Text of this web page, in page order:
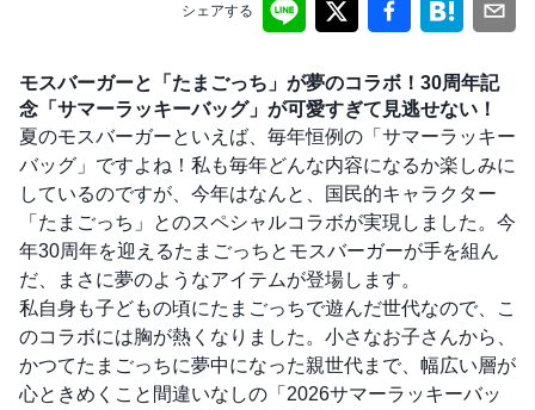
シェアする
モスバーガーと「たまごっち」が夢のコラボ！30周年記
念「サマーラッキーバッグ」が可愛すぎて見逃せない！
夏のモスバーガーといえば、毎年恒例の「サマーラッキー
バッグ」ですよね！私も毎年どんな内容になるか楽しみに
しているのですが、今年はなんと、国民的キャラクター
「たまごっち」とのスペシャルコラボが実現しました。今
年30周年を迎えるたまごっちとモスバーガーが手を組ん
だ、まさに夢のようなアイテムが登場します。
私自身も子どもの頃にたまごっちで遊んだ世代なので、こ
のコラボには胸が熱くなりました。小さなお子さんから、
かつてたまごっちに夢中になった親世代まで、幅広い層が
心ときめくこと間違いなしの「2026サマーラッキーバッ